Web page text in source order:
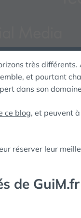
très différents.
et pourtant
dans son
ce blog, et peuvent
réserver leur
de